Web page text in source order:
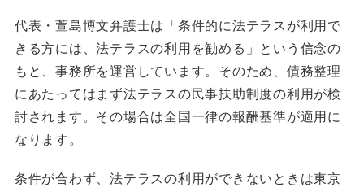
代表・萱島博文弁護士は「条件的に法テラスが利用で
きる方には、法テラスの利用を勧める」という信念の
もと、事務所を運営しています。そのため、債務整理
にあたってはまず法テラスの民事扶助制度の利用が検
討されます。その場合は全国一律の報酬基準が適用に
なります。
条件が合わず、法テラスの利用ができないときは東京